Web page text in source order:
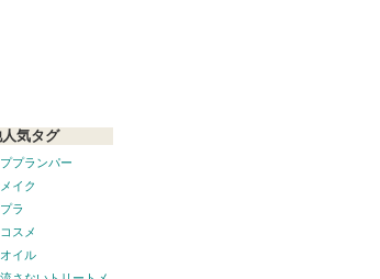
気タグ
プランパー
イク
ラ
スメ
イル